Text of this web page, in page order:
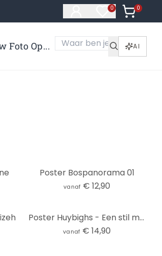
0
Artikelen in
0
Artikelen
Foto Op... AI
Poster Bospanorama 01
vanaf € 12,90
Poster Huybighs - Een stil moment - Panorama
vanaf € 14,90